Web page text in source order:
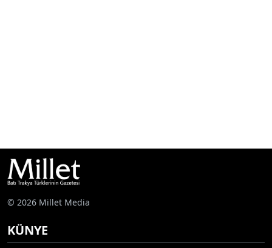
© 2026 Millet Media
KÜNYE